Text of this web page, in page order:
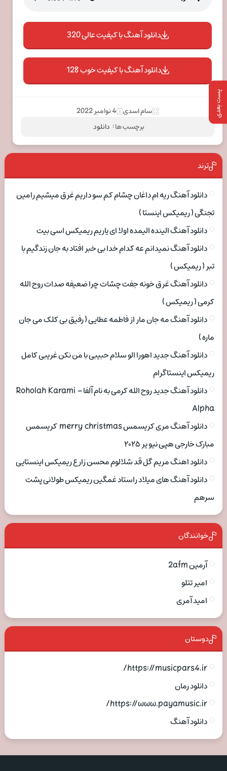
پست بعدی
دانلود آهنگ با کیفیت عالی 320
دانلود آهنگ با کیفیت خوب 128
سام اسدی 4 نوامبر 2022
برچسب ها : دانلود
ترند
دانلود آهنگ ریه ام داغان چشام کم سو داریم غرق میشیم رامین
تجنگی ( ریمیکس اینستا )
دانلود آهنگ الینده الیمده اولا ای یاریم ریمیکس اسی بیت
دانلود آهنگ نمیدانم عه کدام خدا بی خبر افتاد به جان زندگیم با
تبر ( ریمیکس )
دانلود آهنگ غرق خونه جفت چشات چرا ضعیفه صدات روح الله
کرمی ( ریمیکس )
دانلود آهنگ مه جان مار از فاطمه عطایی ( رفیق بی کلک می جان
ماره )
دانلود آهنگ جدید اهورا الو سلام حبیبی با من نکن غریبی کامل
ریمیکس اینستاگرام
دانلود آهنگ جدید روح الله کرمی به نام آلفا Roholah Karami –
Alpha
دانلود آهنگ مری کریسمس merry christmas کریسمس
مبارک خارجی هپی نیو یر ۲۰۲۵
دانلود اهنگ مریم گل قد شلالوم محسن زارع ریمیکس اینستایی
دانلود آهنگ های میلاد راستاد غمگین ریمیکس طولانی پشت
سرهم
خوانندگان
آرمین 2afm
امیر تتلو
امید آمری
دوستان
https://musicpars4.ir/
دانلود رمان
https://www.payamusic.ir/
دانلود آهنگ